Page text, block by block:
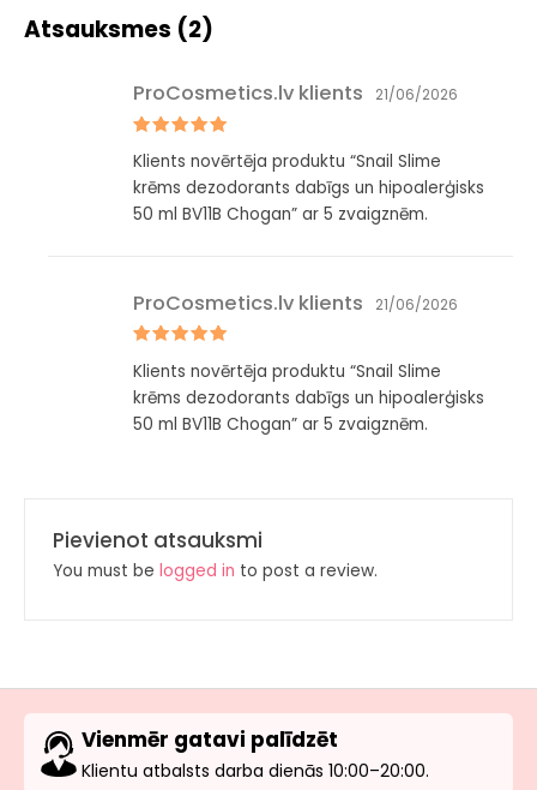
Atsauksmes (2)
ar5no 5
ProCosmetics.lv klients 21/06/2026
Klients novērtēja produktu “Snail Slime
krēms dezodorants dabīgs un hipoalerģisks
50 ml BV11B Chogan” ar 5 zvaigznēm.
ar5no 5
ProCosmetics.lv klients 21/06/2026
Klients novērtēja produktu “Snail Slime
krēms dezodorants dabīgs un hipoalerģisks
50 ml BV11B Chogan” ar 5 zvaigznēm.
Pievienot atsauksmi
You must be logged in to post a review.
Vienmēr gatavi palīdzēt
Klientu atbalsts darba dienās 10:00–20:00.